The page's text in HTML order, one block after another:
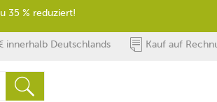
innerhalb Deutschlands Kauf auf
35 % reduziert!